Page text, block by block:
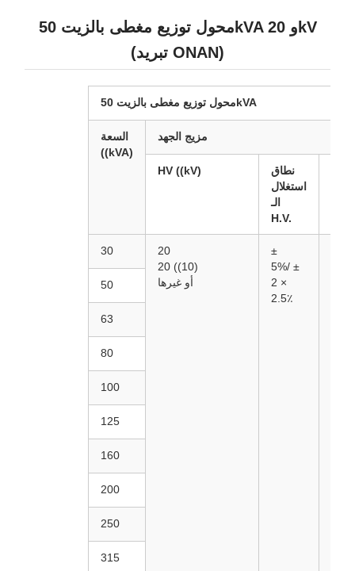
محول توزيع مغطى بالزيت 50kVA و 20kV
(تبريد ONAN)
محول توزيع مغطى بالزيت 50kVA
السعة
((kVA)
مزيج الجهد
HV ((kV)
نطاق
استغلال
الـ
H.V.
30
20
20 ((10)
أو غيرها
±
5%/ ±
2 ×
2.5٪
50
63
80
100
125
160
200
250
315